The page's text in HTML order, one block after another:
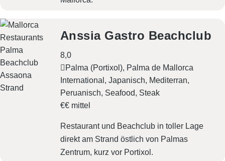
Anssia Gastro Beachclub
8,0
Palma (Portixol), Palma de Mallorca
International
Japanisch
Mediterran
Peruanisch Seafood
Steak
€€ mittel
Restaurant und Beachclub in toller Lage
direkt am Strand östlich von Palmas
Zentrum, kurz vor Portixol.